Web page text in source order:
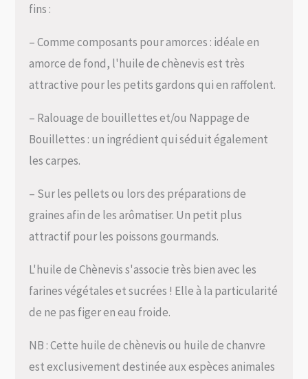
fins :
– Comme composants pour amorces : idéale en
amorce de fond, l'huile de chènevis est très
attractive pour les petits gardons qui en raffolent.
– Ralouage de bouillettes et/ou Nappage de
Bouillettes : un ingrédient qui séduit également
les carpes.
– Sur les pellets ou lors des préparations de
graines afin de les arômatiser. Un petit plus
attractif pour les poissons gourmands.
L'huile de Chènevis s'associe très bien avec les
farines végétales et sucrées ! Elle à la particularité
de ne pas figer en eau froide.
NB : Cette huile de chènevis ou huile de chanvre
est exclusivement destinée aux espèces animales